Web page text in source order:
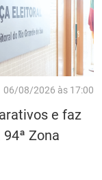
06/08/2026 às 17:00
e faz
Zona